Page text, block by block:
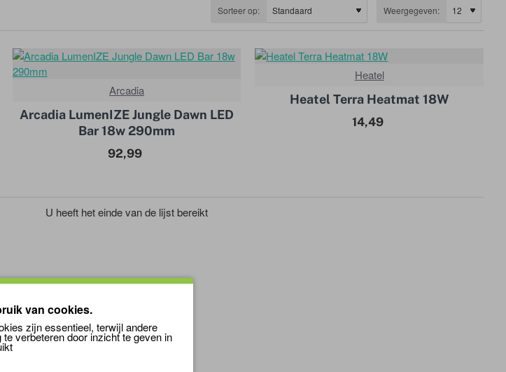
Sorteer op: Weergegeven:
Arcadia
Arcadia LumenIZE Jungle Dawn LED
Bar 18w 290mm
92,99
Heatel
Heatel Terra Heatmat 18W
14,49
U heeft het einde van de lijst bereikt
van cookies.
zijn essentieel, terwijl andere
verbeteren door inzicht te geven in